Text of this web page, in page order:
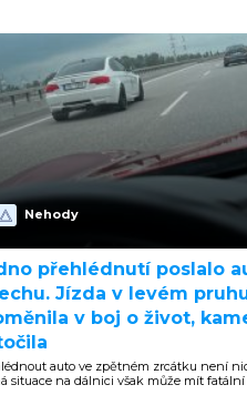
Nehody
přehlédnutí poslalo
Jízda v levém
v boj o život,
auto ve zpětném zrcátku není
situace na dálnici však může mít fatální